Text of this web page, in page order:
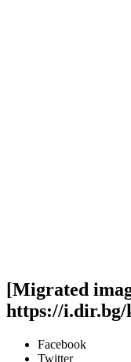
[Migrated
https://i.dir.bg/
Facebook
Twitter